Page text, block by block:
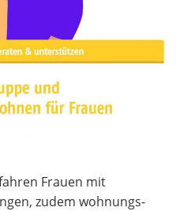
Frauen mit
zudem wohnungs-